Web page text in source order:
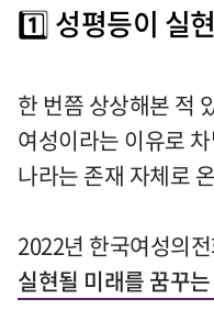
1️⃣성평등이 실
한 번쯤 상상해본 적
여성이라는 이유로
나라는 존재 자체로
2022년 한국여성의
실현될 미래를 꿈꾸